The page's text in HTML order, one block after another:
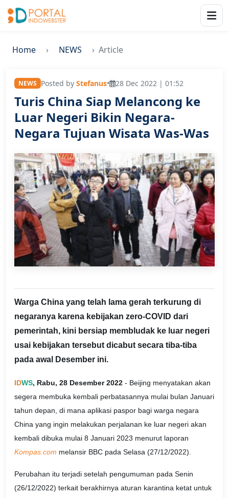
Home NEWS Article
NEWS Posted by Stefanus• 28 Dec 2022 | 01:52
Turis China Siap Melancong ke
Luar Negeri Bikin Negara-
Negara Tujuan Wisata Was-Was
Warga China yang telah lama gerah terkurung di
negaranya karena kebijakan zero-COVID dari
pemerintah, kini bersiap membludak ke luar negeri
usai kebijakan tersebut dicabut secara tiba-tiba
pada awal Desember ini.
IDWS, Rabu, 28 Desember 2022 - Beijing menyatakan akan
segera membuka kembali perbatasannya mulai bulan Januari
tahun depan, di mana aplikasi paspor bagi warga negara
China yang ingin melakukan perjalanan ke luar negeri akan
kembali dibuka mulai 8 Januari 2023 menurut laporan
Kompas.com melansir BBC pada Selasa (27/12/2022).
Perubahan itu terjadi setelah pengumuman pada Senin
(26/12/2022) terkait berakhirnya aturan karantina ketat untuk